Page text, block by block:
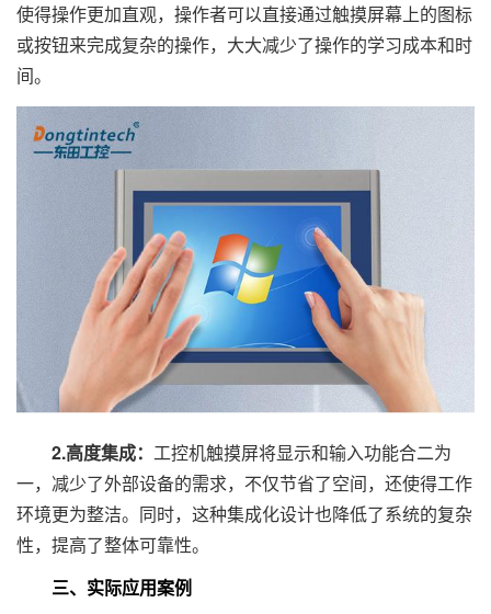
使得操作更加直观，操作者可以直接通过触摸屏幕上的图标
或按钮来完成复杂的操作，大大减少了操作的学习成本和时
间。
2.高度集成： 工控机触摸屏将显示和输入功能合二为
一，减少了外部设备的需求，不仅节省了空间，还使得工作
环境更为整洁。同时，这种集成化设计也降低了系统的复杂
性，提高了整体可靠性。
三、实际应用案例